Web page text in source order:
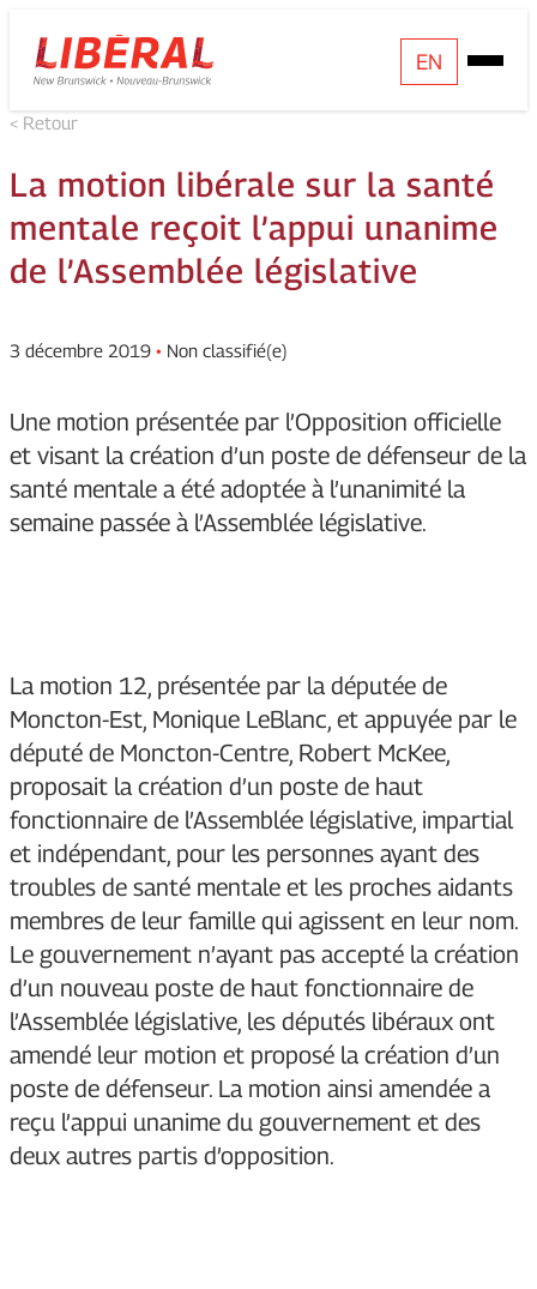
Skip
to
content
Homepage
Link
EN
Open
Mobile
< Retour
La motion libérale sur la santé
mentale reçoit l’appui unanime
de l’Assemblée législative
3 décembre 2019 • Non classifié(e)
Une motion présentée par l’Opposition officielle
et visant la création d’un poste de défenseur de la
santé mentale a été adoptée à l’unanimité la
semaine passée à l’Assemblée législative.
La motion 12, présentée par la députée de
Moncton-Est, Monique LeBlanc, et appuyée par le
député de Moncton-Centre, Robert McKee,
proposait la création d’un poste de haut
fonctionnaire de l’Assemblée législative, impartial
et indépendant, pour les personnes ayant des
troubles de santé mentale et les proches aidants
membres de leur famille qui agissent en leur nom.
Le gouvernement n’ayant pas accepté la création
d’un nouveau poste de haut fonctionnaire de
l’Assemblée législative, les députés libéraux ont
amendé leur motion et proposé la création d’un
poste de défenseur. La motion ainsi amendée a
reçu l’appui unanime du gouvernement et des
deux autres partis d’opposition.